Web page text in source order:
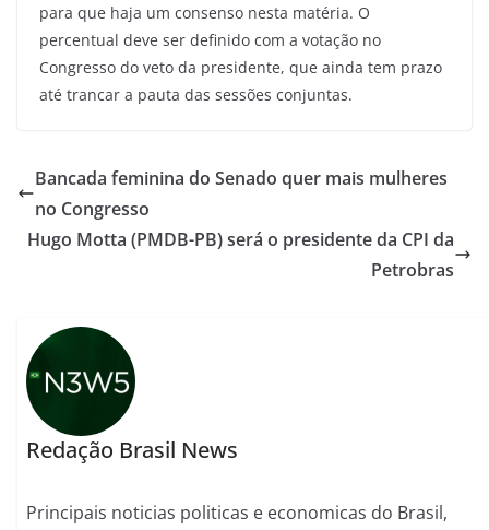
para que haja um consenso nesta matéria. O
percentual deve ser definido com a votação no
Congresso do veto da presidente, que ainda tem prazo
até trancar a pauta das sessões conjuntas.
Bancada feminina do Senado quer mais mulheres
no Congresso
Hugo Motta (PMDB-PB) será o presidente da CPI da
Petrobras
Redação Brasil News
Principais noticias politicas e economicas do Brasil,